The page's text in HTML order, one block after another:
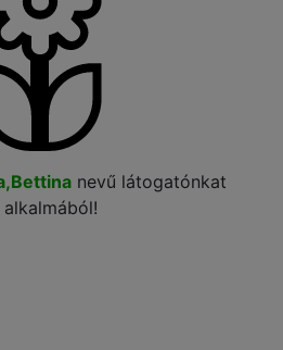
nevű látogatónkat